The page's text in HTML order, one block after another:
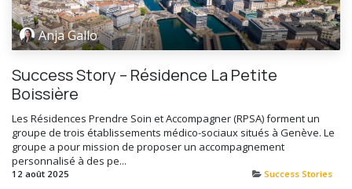
Anja Gallo
Success Story – Résidence La Petite
Boissière
Les Résidences Prendre Soin et Accompagner (RPSA) forment un
groupe de trois établissements médico-sociaux situés à Genève. Le
groupe a pour mission de proposer un accompagnement
personnalisé à des pe...
12 août 2025 Success Stories